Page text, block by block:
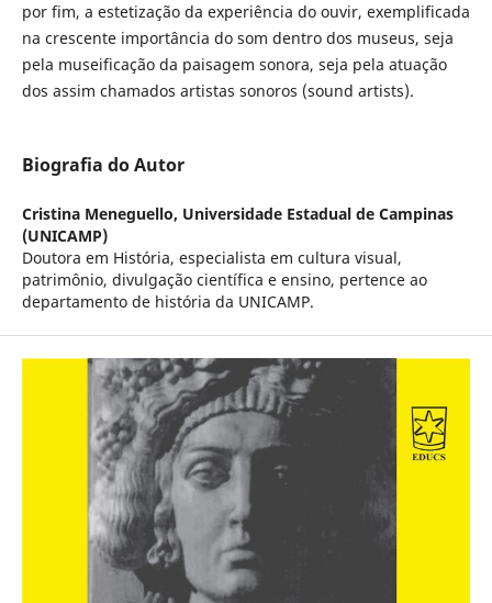
por fim, a estetização da experiência do ouvir, exemplificada
na crescente importância do som dentro dos museus, seja
pela museificação da paisagem sonora, seja pela atuação
dos assim chamados artistas sonoros (sound artists).
Biografia do Autor
Cristina Meneguello, Universidade Estadual de Campinas
(UNICAMP)
Doutora em História, especialista em cultura visual,
patrimônio, divulgação científica e ensino, pertence ao
departamento de história da UNICAMP.